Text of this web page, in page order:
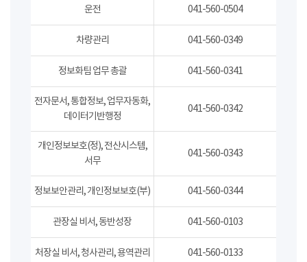
운전 041-560-0504
차량관리 041-560-0349
정보화팀 업무 총괄 041-560-0341
전자문서, 통합정보, 업무자동화,
데이터기반행정
041-560-0342
개인정보보호(정), 전산시스템,
서무
041-560-0343
정보보안관리, 개인정보보호(부) 041-560-0344
관장실 비서, 동반성장 041-560-0103
처장실 비서, 청사관리, 용역관리 041-560-0133